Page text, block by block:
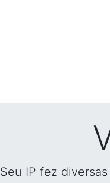
Seu IP fez